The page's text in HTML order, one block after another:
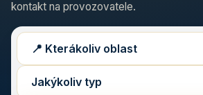
kontakt na provozovatele.